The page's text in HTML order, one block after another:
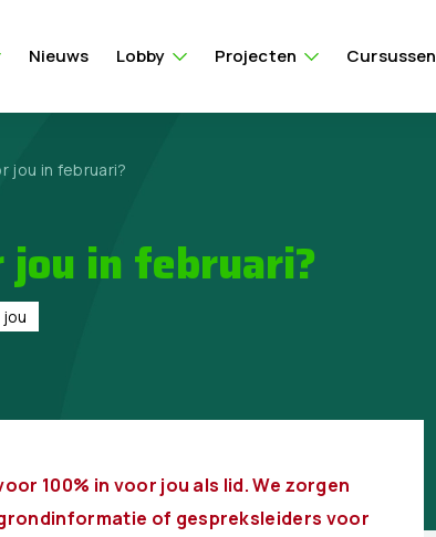
Nieuws Lobby Projecten Cursussen
jou in februari?
jou in februari?
jou
100% in voor jou als lid. We zorgen
of gespreksleiders voor